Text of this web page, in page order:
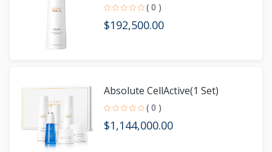
( 0 )
$192,500.00
Absolute CellActive(1 Set)
( 0 )
$1,144,000.00